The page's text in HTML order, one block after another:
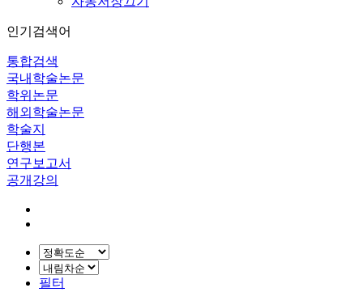
인기검색어
통합검색
국내학술논문
학위논문
해외학술논문
학술지
단행본
연구보고서
공개강의
필터